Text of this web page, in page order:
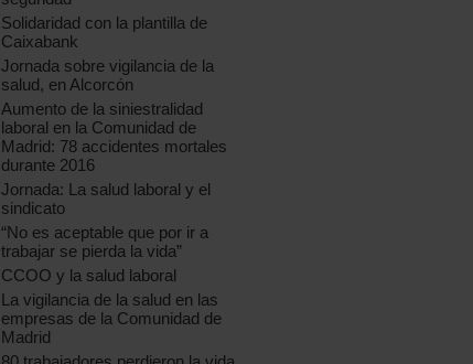
Solidaridad con la plantilla de
Caixabank
Jornada sobre vigilancia de la
salud, en Alcorcón
Aumento de la siniestralidad
laboral en la Comunidad de
Madrid: 78 accidentes mortales
durante 2016
Jornada: La salud laboral y el
sindicato
“No es aceptable que por ir a
trabajar se pierda la vida”
CCOO y la salud laboral
La vigilancia de la salud en las
empresas de la Comunidad de
Madrid